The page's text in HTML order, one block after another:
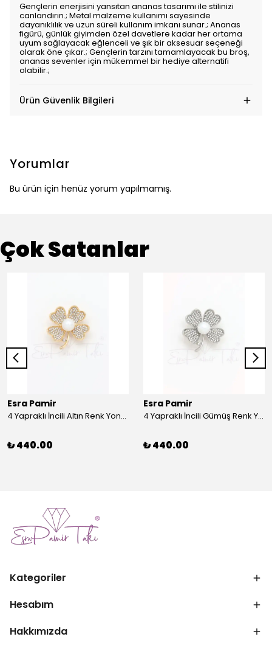
Gençlerin enerjisini yansıtan ananas tasarımı ile stilinizi
canlandırın.; Metal malzeme kullanımı sayesinde
dayanıklılık ve uzun süreli kullanım imkanı sunar.; Ananas
figürü, günlük giyimden özel davetlere kadar her ortama
uyum sağlayacak eğlenceli ve şık bir aksesuar seçeneği
olarak öne çıkar.; Gençlerin tarzını tamamlayacak bu broş,
ananas sevenler için mükemmel bir hediye alternatifi
olabilir.;
Ürün Güvenlik Bilgileri
Yorumlar
Bu ürün için henüz yorum yapılmamış.
Çok Satanlar
Esra Pamir
4 Yapraklı İncili Altın Renk Yonca Broş
₺ 440.00
Esra Pamir
4 Yapraklı İncili Gümüş Renk Yonca Broş
₺ 440.00
Kategoriler
Hesabım
Hakkımızda